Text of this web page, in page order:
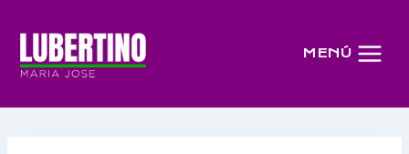
contenido
MENÚ